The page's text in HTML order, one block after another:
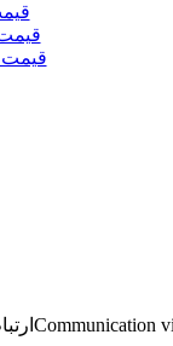
قیمت
Communication